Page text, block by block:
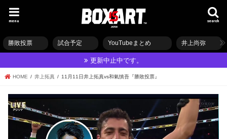
search
menu
勝敗投票 試合予定 YouTubeまとめ 井上尚弥
更新中止中です。
HOME 井上拓真 11月11日井上拓真vs和氣慎吾『勝敗投票』